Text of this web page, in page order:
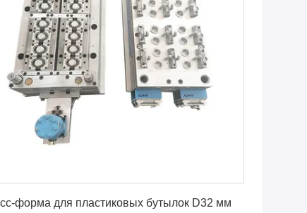
форма для пластиковых бутылок D32 мм